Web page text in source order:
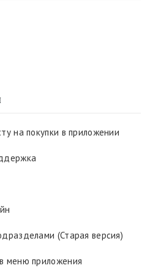
на покупки в приложении
(Старая версия)
меню приложения